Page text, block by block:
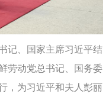
记、国家主席习近平结
劳动党总书记、国务委
，为习近平和夫人彭丽